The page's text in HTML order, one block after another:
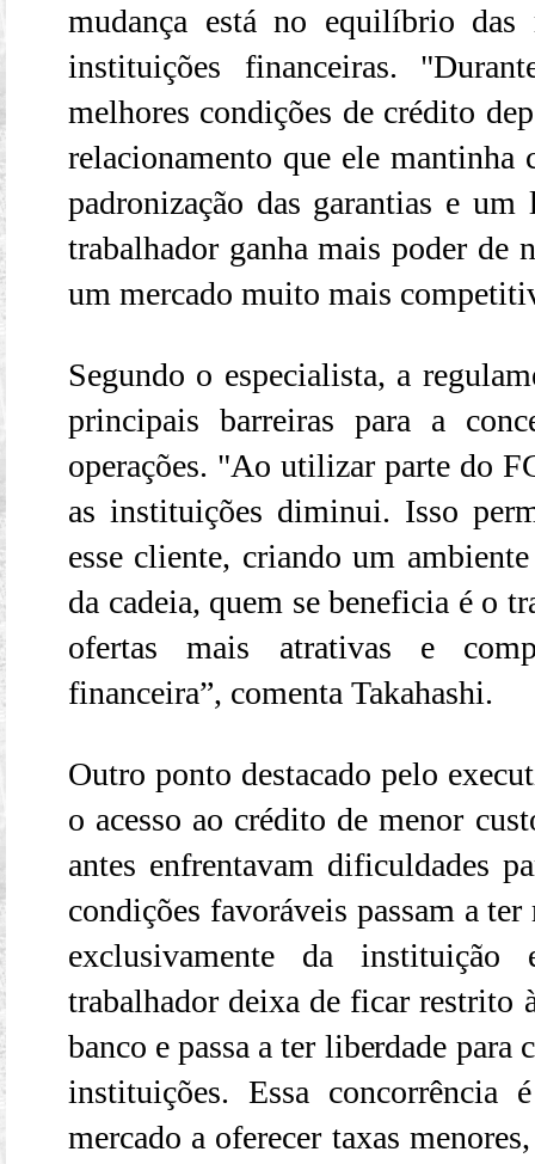
mudança está no equilíbrio das
instituições financeiras.
melhores condições de crédito
relacionamento que ele mantinha
padronização das garantias e
trabalhador ganha mais poder de
um mercado muito mais
Segundo o especialista, a
principais barreiras para a
operações. "Ao utilizar parte do
as instituições diminui. Isso
esse cliente, criando um
da cadeia, quem se beneficia é o
ofertas mais atrativas e
financeira”, comenta Takahashi.
Outro ponto destacado pelo
o acesso ao crédito de menor
antes enfrentavam dificuldades
condições favoráveis passam a
exclusivamente da
trabalhador deixa de ficar restrito
banco e passa a ter liberdade para
instituições. Essa concorrência
mercado a oferecer taxas